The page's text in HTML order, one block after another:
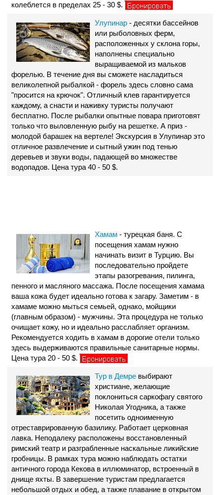
колеблется в пределах 25 - 30 $.
Улупинар - десятки бассейнов
или рыболовных ферм,
расположенных у склона горы,
наполнены специально
выращиваемой из мальков
форелью. В течение дня вы сможете насладиться
великолепной рыбалкой - форель здесь словно сама
"просится на крючок". Отличный клев гарантируется
каждому, а снасти и наживку туристы получают
бесплатно. После рыбалки опытные повара приготовят
только что выловленную рыбу на решетке. А приз -
молодой барашек на вертеле! Экскурсия в Улупинар это
отличное развлечение и сытный ужин под тенью
деревьев и звуки воды, падающей во множестве
водопадов. Цена тура 40 - 50 $.
Хамам - турецкая баня. С
посещения хамам нужно
начинать визит в Турцию. Вы
последовательно пройдете
этапы разогревания, пилинга,
пенного и масляного массажа. После посещения хамама
ваша кожа будет идеально готова к загару. Заметим - в
хамаме можно мыться семьей, однако, мойщики
(главным образом) - мужчины. Эта процедура не только
очищает кожу, но и идеально расслабляет организм.
Рекомендуется ходить в хамам в дорогие отели только
здесь выдерживаются правильные санитарные нормы.
Цена тура 20 - 50 $.
Тур в Демре выбирают
христиане, желающие
поклониться саркофагу святого
Николая Угодника, а также
посетить одноименную
отреставрированную базилику. Работает церковная
лавка. Неподалеку расположены восстановленный
римский театр и разграбленные наскальные ликийские
гробницы. В рамках тура можно наблюдать остатки
античного города Кекова в иллюминатор, встроенный в
днище яхты. В завершение туристам предлагается
небольшой отдых и обед, а также плавание в открытом